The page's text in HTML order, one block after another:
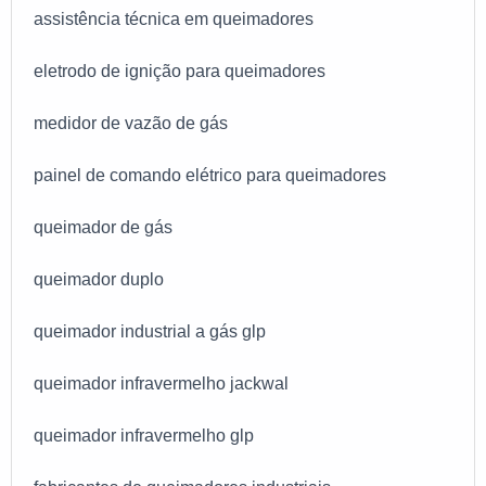
profissionais treinados e altamente qualificados. A E-
tem sido apontada de forma positiva no mercado por
dos clientes de ponta a ponta.
assistência técnica em queimadores
eletrodo de ignição para queimadores
medidor de vazão de gás
painel de comando elétrico para queimadores
queimador de gás
queimador duplo
queimador industrial a gás glp
queimador infravermelho jackwal
queimador infravermelho glp